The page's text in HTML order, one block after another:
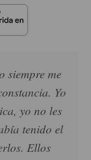
siempre me
Yo
yo no les
tenido el
Ellos